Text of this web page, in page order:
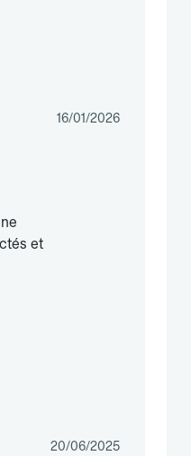
16/01/2026
et
20/06/2025